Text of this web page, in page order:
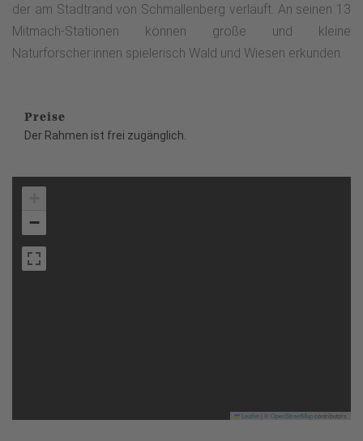
der am Stadtrand von Schmallenberg verläuft. An seinen 13
Mitmach-Stationen können große und kleine
Naturforscher:innen spielerisch Wald und Wiesen erkunden.
Preise
Der Rahmen ist frei zugänglich.
−
Leaflet OpenStreetMapcontributors